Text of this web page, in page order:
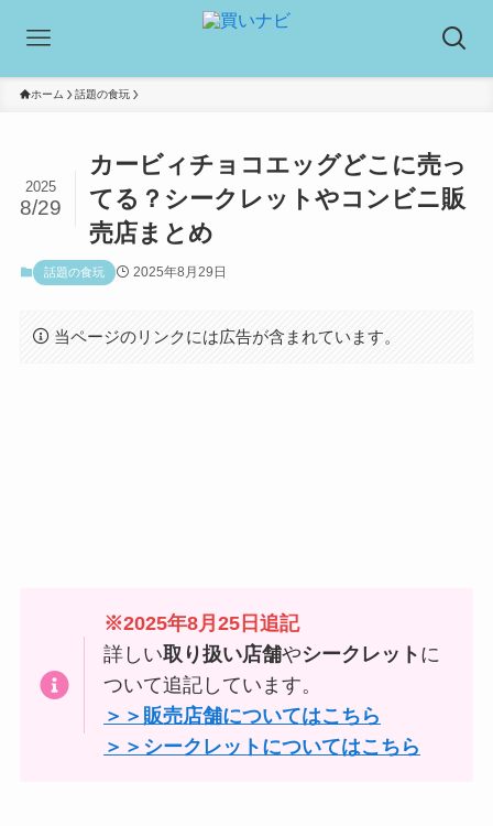
ホーム 話題の食玩
カービィチョコエッグどこに売っ
てる？シークレットやコンビニ販
売店まとめ
2025
8/29
話題の食玩 2025年8月29日
当ページのリンクには広告が含まれています。
※2025年8月25日追記
詳しい取り扱い店舗やシークレット に
ついて追記しています。
＞＞販売店舗についてはこちら
＞＞シークレットについてはこちら